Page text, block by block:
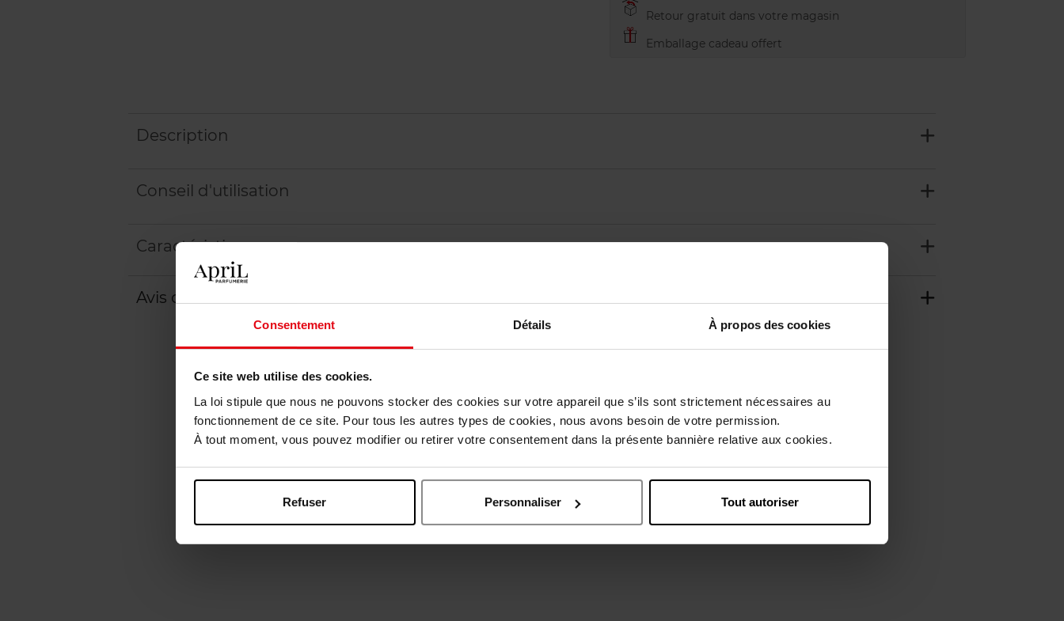
Consentement Détails À propos des cookies
Ce site web utilise des cookies.
La loi stipule que nous ne pouvons stocker des cookies sur votre appareil que s’ils sont strictement nécessaires au
fonctionnement de ce site. Pour tous les autres types de cookies, nous avons besoin de votre permission.
À tout moment, vous pouvez modifier ou retirer votre consentement dans la présente bannière relative aux cookies.
Refuser Personnaliser Tout autoriser
Retour gratuit dans votre magasin
Emballage cadeau offert
Description
Conseil d'utilisation
Caractéristiques
Avis client
Vous aimerez peut-être